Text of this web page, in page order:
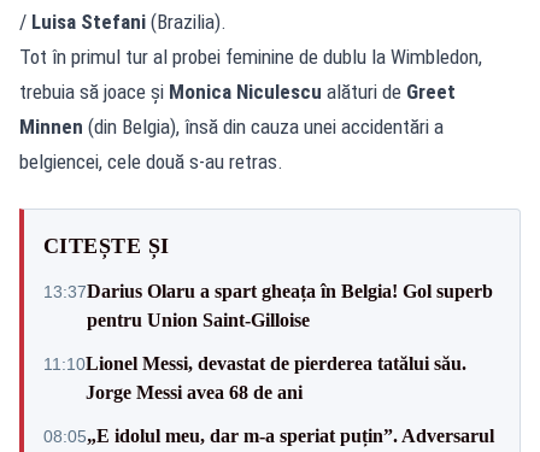
/ Luisa Stefani (Brazilia).
Tot în primul tur al probei feminine de dublu la Wimbledon,
trebuia să joace și Monica Niculescu alături de Greet
Minnen (din Belgia), însă din cauza unei accidentări a
belgiencei, cele două s-au retras.
CITEȘTE ȘI
13:37Darius Olaru a spart gheața în Belgia! Gol superb
pentru Union Saint-Gilloise
11:10Lionel Messi, devastat de pierderea tatălui său.
Jorge Messi avea 68 de ani
08:05„E idolul meu, dar m-a speriat puțin”. Adversarul